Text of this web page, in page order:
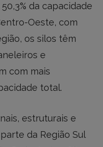
da capacidade
Oeste, com
os silos têm
e
com mais
total.
estruturais e
da Região Sul